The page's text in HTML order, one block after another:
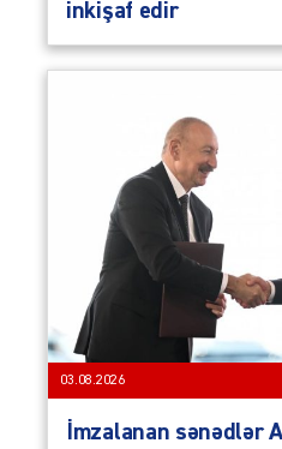
inkişaf edir
03.08.2026
İmzalanan sənədlər